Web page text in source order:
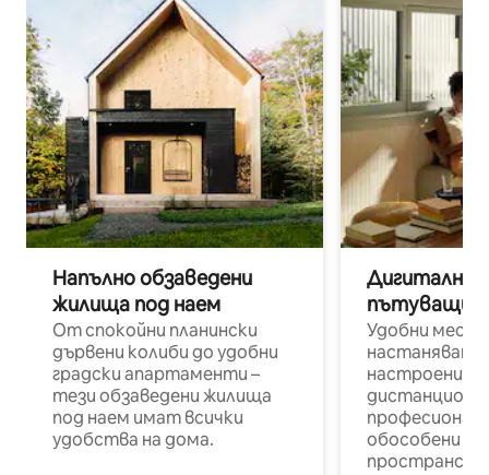
Напълно обзаведени
жилища под наем
От спокойни планински
дървени колиби до удобни
градски апартаменти –
тези обзаведени жилища
под наем имат всички
удобства на дома.
Дигитални
пътуващи
Удобни
настаняване
настроени и
обособени